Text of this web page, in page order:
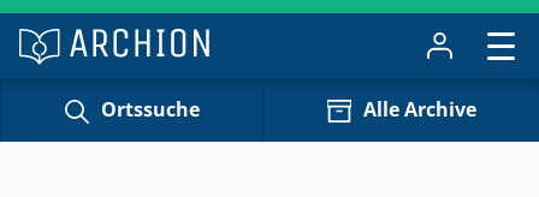
Ortssuche Alle Archive